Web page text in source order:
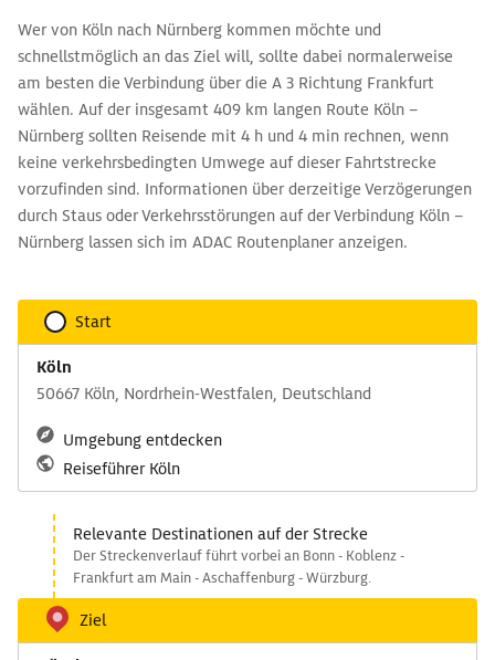
Wer von Köln nach Nürnberg kommen möchte und
schnellstmöglich an das Ziel will, sollte dabei normalerweise
am besten die Verbindung über die A 3 Richtung Frankfurt
wählen. Auf der insgesamt 409 km langen Route Köln –
Nürnberg sollten Reisende mit 4 h und 4 min rechnen, wenn
keine verkehrsbedingten Umwege auf dieser Fahrtstrecke
vorzufinden sind. Informationen über derzeitige Verzögerungen
durch Staus oder Verkehrsstörungen auf der Verbindung Köln –
Nürnberg lassen sich im ADAC Routenplaner anzeigen.
Start
Köln
50667 Köln, Nordrhein-Westfalen, Deutschland
Umgebung entdecken
Reiseführer Köln
Relevante Destinationen auf der Strecke
Der Streckenverlauf führt vorbei an Bonn - Koblenz -
Frankfurt am Main - Aschaffenburg - Würzburg.
Ziel